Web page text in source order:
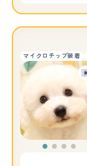
マイクロチップ装着